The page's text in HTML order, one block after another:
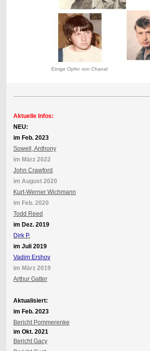
Einige Opfer von Chanal
Aktuelle Infos:
NEU:
im Feb. 2023
Sowell, Anthony
im März 2022
John Crawford
im August 2020
Kurt-Werner Wichmann
im Feb. 2020
Todd Reed
im Dez. 2019
Dirk P.
im Juli 2019
Vadim Ershov
im März 2019
Arthur Gatter
Aktualisiert:
im Feb. 2023
Bericht Pommerenke
im Okt. 2021
Bericht Gacy